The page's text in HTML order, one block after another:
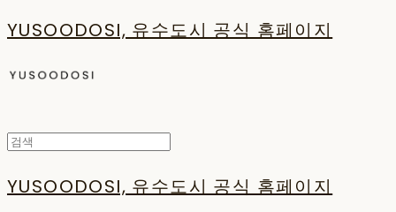
YUSOODOSI, 유수도시 공식 홈페이지
YUSOODOSI, 유수도시 공식 홈페이지